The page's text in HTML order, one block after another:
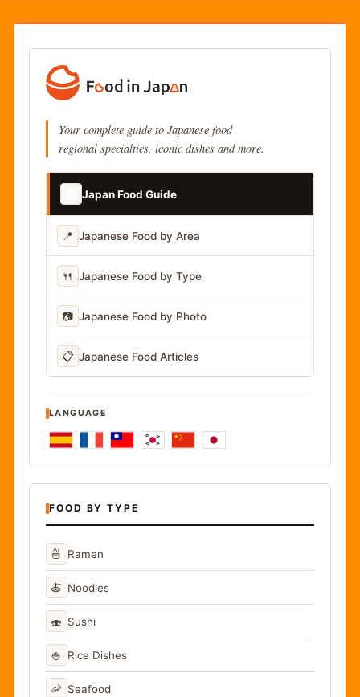
Your complete guide to Japanese food
regional specialties, iconic dishes and more.
Japan Food Guide
📍 Japanese Food by Area
🍴 Japanese Food by Type
📷 Japanese Food by Photo
📋 Japanese Food Articles
LANGUAGE
FOOD BY TYPE
🍜 Ramen
🍝 Noodles
🍣 Sushi
🍚 Rice Dishes
🦐 Seafood